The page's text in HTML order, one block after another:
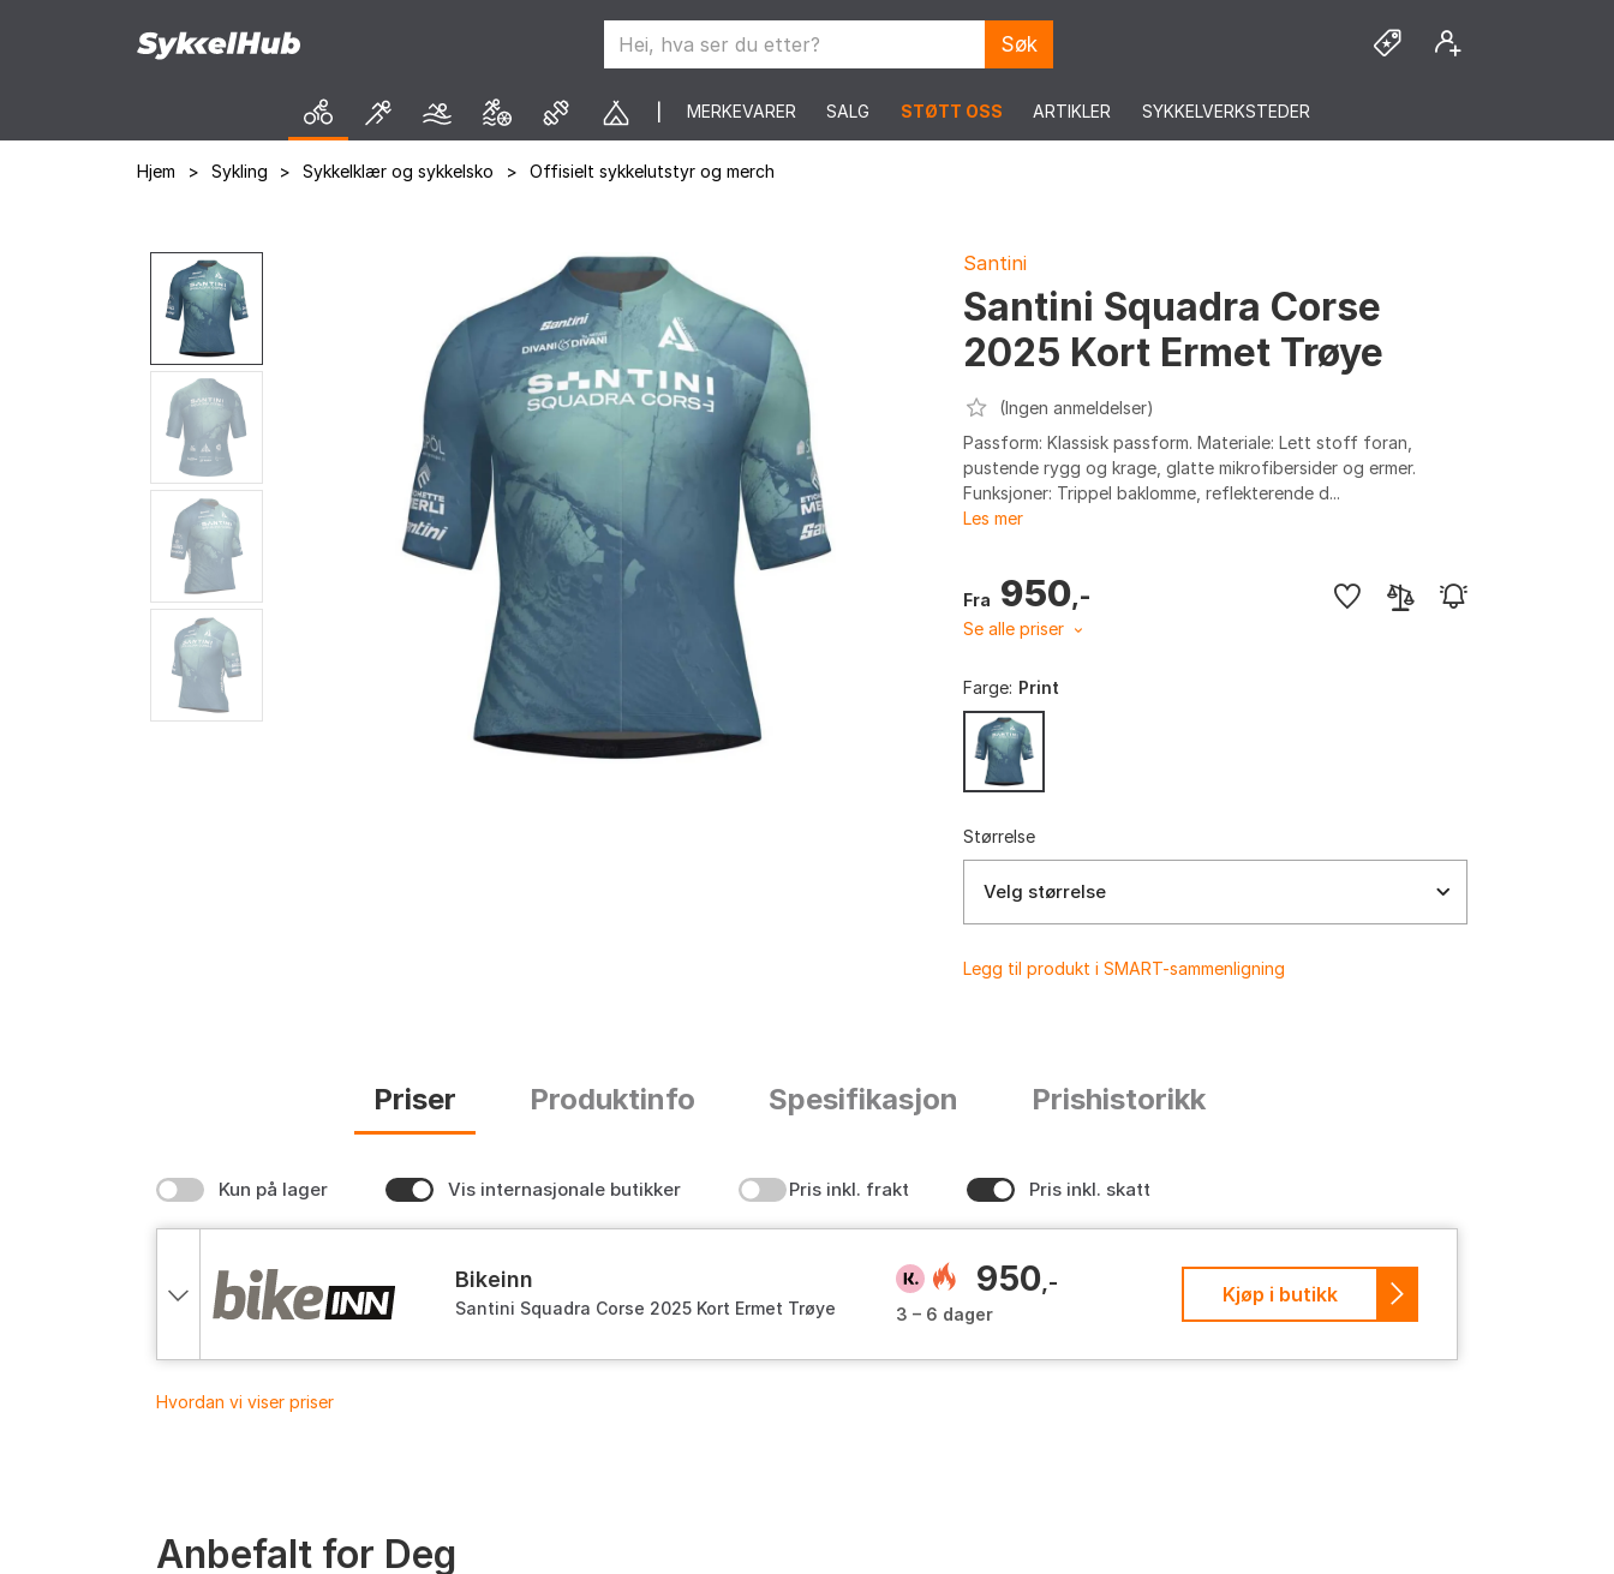
Søk
MERKEVARER SALG STØTT OSS ARTIKLER SYKKELVERKSTEDER
Hjem > Sykling > Sykkelklær og sykkelsko > Offisielt sykkelutstyr og merch
Santini
Santini Squadra Corse
2025 Kort Ermet Trøye
(Ingen anmeldelser)
Passform: Klassisk passform. Materiale: Lett stoff foran,
pustende rygg og krage, glatte mikrofibersider og ermer.
Funksjoner: Trippel baklomme, reflekterende d...
Les mer
Fra 950,-
Se alle priser
Farge: Print
Størrelse
Velg størrelse
Legg til produkt i SMART-sammenligning
Priser Produktinfo Spesifikasjon Prishistorikk
Kun på lager Vis internasjonale butikker Pris inkl. frakt Pris inkl. skatt
bikeinn
Santini Squadra Corse 2025 Kort Ermet Trøye
950,-
3 – 6 dager
Kjøp i butikk
Hvordan vi viser priser
Anbefalt for Deg